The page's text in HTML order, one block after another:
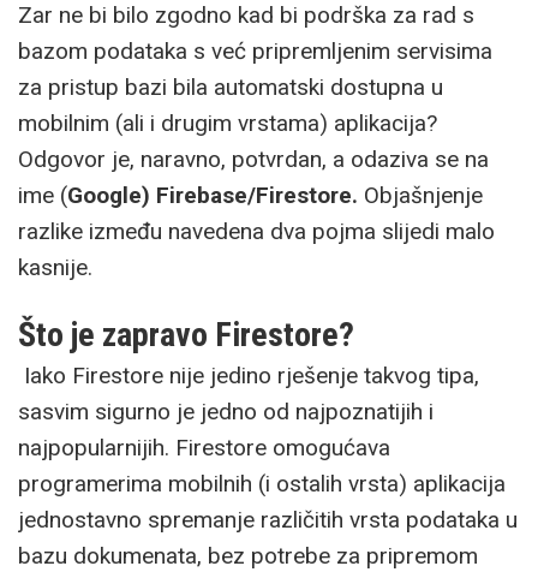
Zar ne bi bilo zgodno kad bi podrška za rad s
bazom podataka s već pripremljenim servisima
za pristup bazi bila automatski dostupna u
mobilnim (ali i drugim vrstama) aplikacija?
Odgovor je, naravno, potvrdan, a odaziva se na
ime (Google) Firebase/Firestore. Objašnjenje
razlike između navedena dva pojma slijedi malo
kasnije.
Što je zapravo Firestore?
Iako Firestore nije jedino rješenje takvog tipa,
sasvim sigurno je jedno od najpoznatijih i
najpopularnijih. Firestore omogućava
programerima mobilnih (i ostalih vrsta) aplikacija
jednostavno spremanje različitih vrsta podataka u
bazu dokumenata, bez potrebe za pripremom